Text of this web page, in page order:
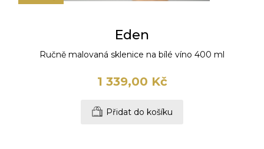
Eden
Ručně malovaná sklenice na bílé víno 400 ml
1 339,00 Kč
Přidat do košíku